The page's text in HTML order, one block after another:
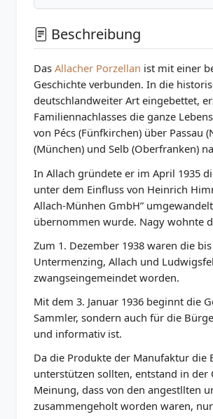
Beschreibung
Das Allacher Porzellan ist mit einer
Geschichte verbunden. In die
deutschlandweiter Art eingebettet,
Familiennachlasses die ganze
von Pécs (Fünfkirchen) über Passau
(München) und Selb (Oberfranken)
In Allach gründete er im April 1935
unter dem Einfluss von Heinrich
Allach-Münhen GmbH”
übernommen wurde. Nagy wohnte
Zum 1. Dezember 1938 waren die
Untermenzing, Allach und
zwangseingemeindet worden.
Mit dem 3. Januar 1936 beginnt die
Sammler, sondern auch für die
und informativ ist.
Da die Produkte der Manufaktur die
unterstützen sollten, entstand in
Meinung, dass von den angestllten
zusammengeholt worden waren, nur